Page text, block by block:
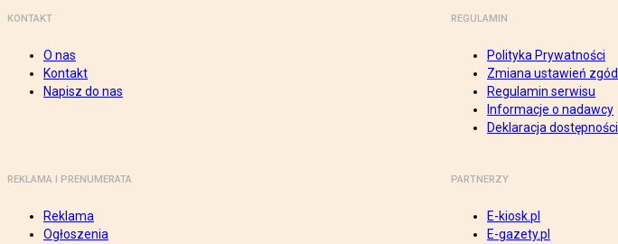
KONTAKT
O nas
Kontakt
Napisz do nas
REGULAMIN
Polityka Prywatności
Zmiana ustawień zgód
Regulamin serwisu
Informacje o nadawcy
Deklaracja dostępności
REKLAMA I PRENUMERATA
Reklama
Ogłoszenia
PARTNERZY
E-kiosk.pl
E-gazety.pl